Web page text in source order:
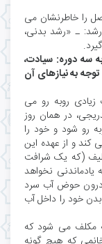
را خاطرنشان می
ـ «رشد بدنی،
سه دوره: سیادت،
به نیازهای آن
زیادی روبه رو می
در همان روز
رو شود و خود را
کند و از عهده این
(که یک شرافت
نخواهد
درون حوض آب سرد
بدن خود را داخل آب
مکلف می شود که